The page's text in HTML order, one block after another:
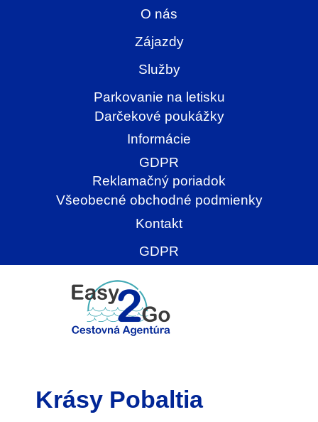
O nás
Zájazdy
Služby
Parkovanie na letisku
Darčekové poukážky
Informácie
GDPR
Reklamačný poriadok
Všeobecné obchodné podmienky
Kontakt
GDPR
Krásy Pobaltia